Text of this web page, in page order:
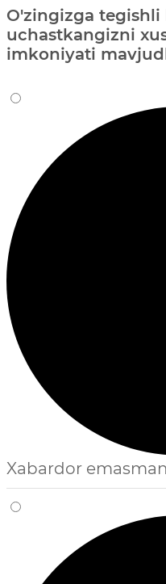
O'zingizga tegishli
uchastkangizni
imkoniyati
Xabardor emasman